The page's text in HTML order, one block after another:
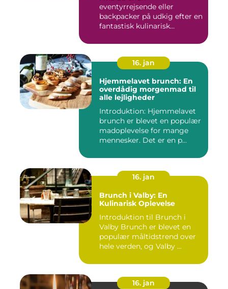
eventyrrejsende eller
backpacker på udkig efter en
fantastisk kulinarisk
16. jan
Hjemmelavet brunch: En
overdådig morgenmad til
alle lejligheder
Introduktion: Hjemmelavet
brunch er blevet en populær
madoplevelse for mange
mennesker. Det er en p...
16. jan
Brunch i Valby: En
Kulinarisk Oplevelse
Introduktion til Brunch i
Valby Brunch er blevet en
populær måltidstrend over
hele verden, og Valby ...
16. jan